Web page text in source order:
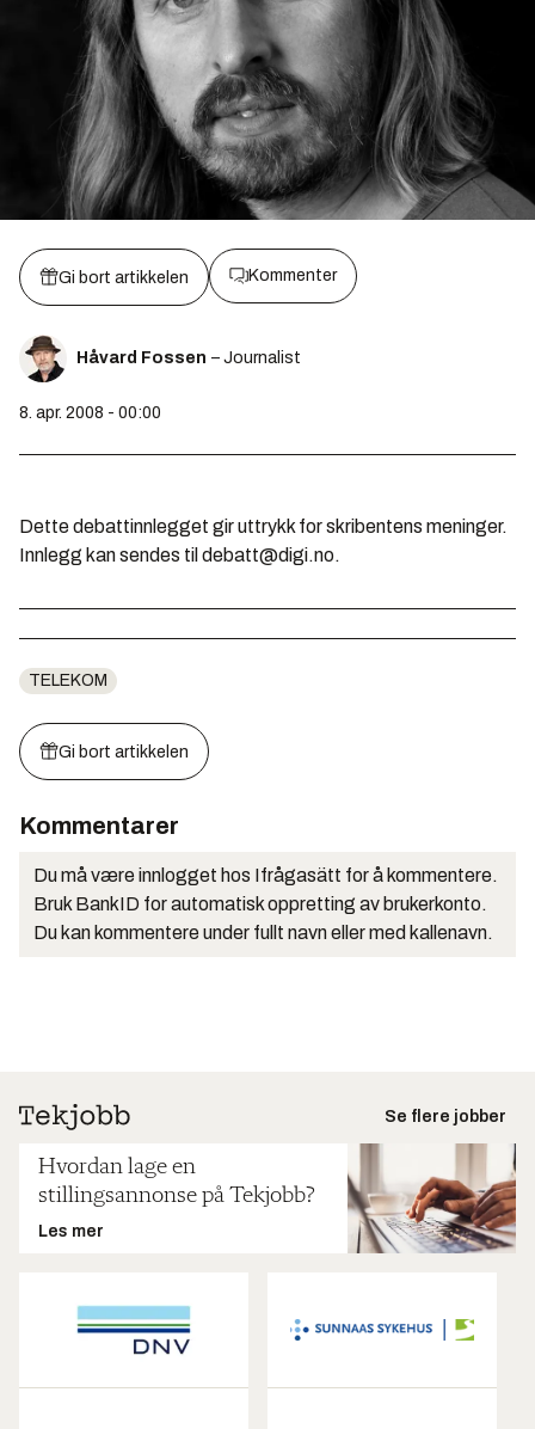
Gi bort artikkelen Kommenter
Håvard Fossen – Journalist
8. apr. 2008 - 00:00
Dette debattinnlegget gir uttrykk for skribentens meninger.
Innlegg kan sendes til debatt@digi.no.
TELEKOM
Gi bort artikkelen
Kommentarer
Du må være innlogget hos Ifrågasätt for å kommentere.
Bruk BankID for automatisk oppretting av brukerkonto.
Du kan kommentere under fullt navn eller med kallenavn.
Se flere jobber
Hvordan lage en
stillingsannonse på Tekjobb?
Les mer